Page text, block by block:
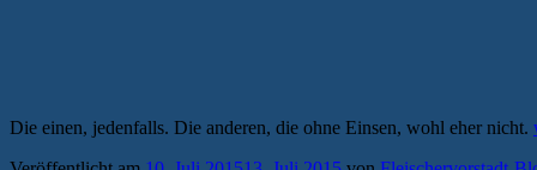
Die einen, jedenfalls. Die anderen, die ohne Einsen, wohl eher nicht.